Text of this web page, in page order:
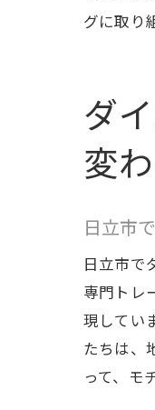
グに取り
ダ
変
日立市
日立市で
専門トレ
現してい
たちは、
って、モ